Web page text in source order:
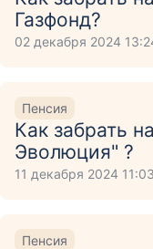
Газфонд?
02 декабря 2024
Пенсия
Как забрать
Эволюция" ?
11 декабря 2024 11:03
Пенсия